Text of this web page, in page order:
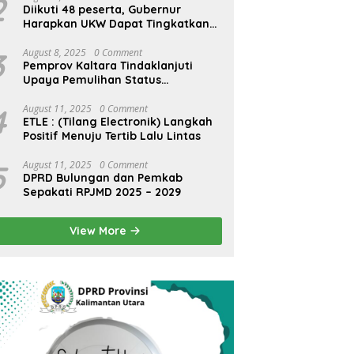
Diikuti 48 peserta, Gubernur
Harapkan UKW Dapat Tingkatkan
August 8, 2025 0 Comment
Pemprov Kaltara Tindaklanjuti
Upaya Pemulihan Status
Tarakan
August 11, 2025 0 Comment
ETLE : (Tilang Electronik) Langkah
Positif Menuju Tertib Lalu Lintas
August 11, 2025 0 Comment
DPRD Bulungan dan Pemkab
Sepakati RPJMD 2025 – 2029
View More